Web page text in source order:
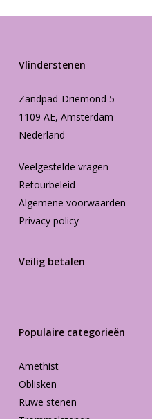
Vlinderstenen
Zandpad-Driemond 5
1109 AE, Amsterdam
Nederland
Veelgestelde vragen
Retourbeleid
Algemene voorwaarden
Privacy policy
Veilig betalen
Populaire categorieën
Amethist
Oblisken
Ruwe stenen